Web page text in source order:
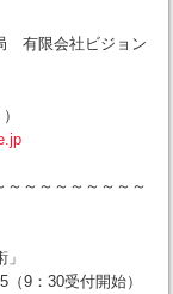
有限会社ビジョン
～～～～～～～～
9：30受付開始）